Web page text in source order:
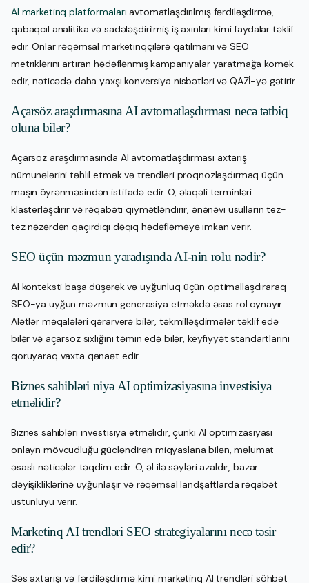
AI marketinq platformaları avtomatlaşdırılmış fərdiləşdirmə,
qabaqcıl analitika və sadələşdirilmiş iş axınları kimi faydalar təklif
edir. Onlar rəqəmsal marketinqçilərə qatılmanı və SEO
metriklərini artıran hədəflənmiş kampaniyalar yaratmağa kömək
edir, nəticədə daha yaxşı konversiya nisbətləri və QAZİ-yə gətirir.
Açarsöz araşdırmasına AI avtomatlaşdırması necə tətbiq
oluna bilər?
Açarsöz araşdırmasında AI avtomatlaşdırması axtarış
nümunələrini təhlil etmək və trendləri proqnozlaşdırmaq üçün
maşın öyrənməsindən istifadə edir. O, əlaqəli terminləri
klasterləşdirir və rəqabəti qiymətləndirir, ənənəvi üsulların tez-
tez nəzərdən qaçırdıqı dəqiq hədəfləməyə imkan verir.
SEO üçün məzmun yaradışında AI-nin rolu nədir?
AI konteksti başa düşərək və uyğunluq üçün optimallaşdıraraq
SEO-ya uyğun məzmun generasiya etməkdə əsas rol oynayır.
Alətlər məqalələri qərarverə bilər, təkmilləşdirmələr təklif edə
bilər və açarsöz sıxlığını təmin edə bilər, keyfiyyət standartlarını
qoruyaraq vaxta qənaət edir.
Biznes sahibləri niyə AI optimizasiyasına investisiya
etməlidir?
Biznes sahibləri investisiya etməlidir, çünki AI optimizasiyası
onlayn mövcudluğu gücləndirən miqyaslana bilən, məlumat
əsaslı nəticələr təqdim edir. O, əl ilə səyləri azaldır, bazar
dəyişikliklərinə uyğunlaşır və rəqəmsal landşaftlarda rəqabət
üstünlüyü verir.
Marketinq AI trendləri SEO strategiyalarını necə təsir
edir?
Səs axtarışı və fərdiləşdirmə kimi marketinq AI trendləri söhbət